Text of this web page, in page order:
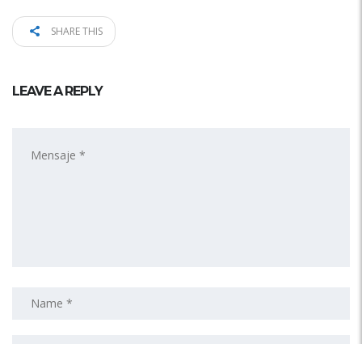
SHARE THIS
LEAVE A REPLY